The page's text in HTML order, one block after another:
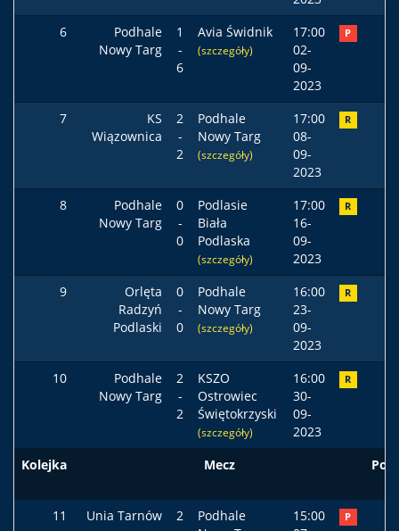
6
Podhale
Nowy Targ
1
-
6
Avia Świdnik
(szczegóły)
17:00
02-
09-
2023
P
7
KS
Wiązownica
2
-
2
Podhale
Nowy Targ
(szczegóły)
17:00
08-
09-
2023
R
8
Podhale
Nowy Targ
0
-
0
Podlasie
Biała
Podlaska
(szczegóły)
17:00
16-
09-
2023
R
9
Orlęta
Radzyń
Podlaski
0
-
0
Podhale
Nowy Targ
(szczegóły)
16:00
23-
09-
2023
R
10
Podhale
Nowy Targ
2
-
2
KSZO
Ostrowiec
Świętokrzyski
(szczegóły)
16:00
30-
09-
2023
R
Kolejka Mecz
11 Unia Tarnów
2
Podhale
15:00
P